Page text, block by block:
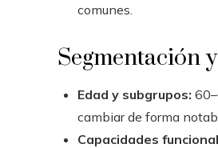
comunes.
Segmentación
Edad y subgrupos:
cambiar de forma
Capacidades